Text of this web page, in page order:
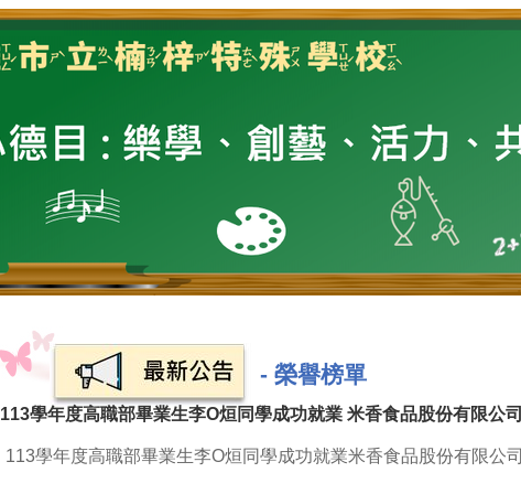
- 榮譽榜單
113學年度高職部畢業生李O烜同學成功就業 米香食品股份有限公司
113學年度高職部畢業生李O烜同學成功就業米香食品股份有限公司